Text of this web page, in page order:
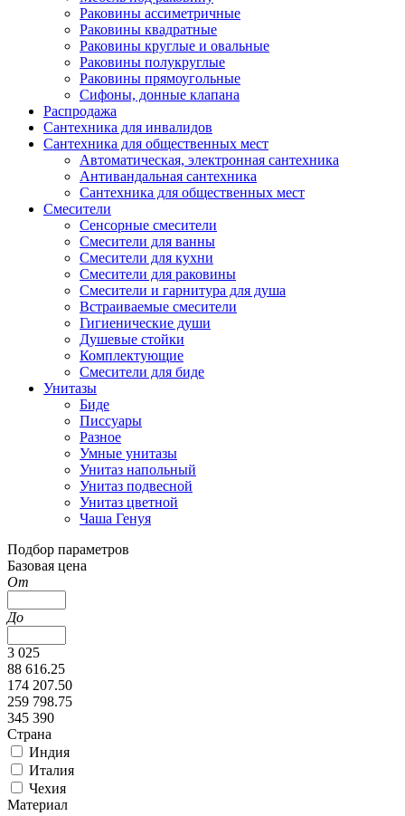
Раковины ассиметричные
Раковины квадратные
Раковины круглые и овальные
Раковины полукруглые
Раковины прямоугольные
Сифоны, донные клапана
Распродажа
Сантехника для инвалидов
Сантехника для общественных мест
Автоматическая, электронная сантехника
Антивандальная сантехника
Сантехника для общественных мест
Смесители
Сенсорные смесители
Смесители для ванны
Смесители для кухни
Смесители для раковины
Смесители и гарнитура для душа
Встраиваемые смесители
Гигиенические души
Душевые стойки
Комплектующие
Смесители для биде
Унитазы
Биде
Писсуары
Разное
Умные унитазы
Унитаз напольный
Унитаз подвесной
Унитаз цветной
Чаша Генуя
Подбор параметров
Базовая цена
От
До
3 025
88 616.25
174 207.50
259 798.75
345 390
Страна
Индия
Италия
Чехия
Материал